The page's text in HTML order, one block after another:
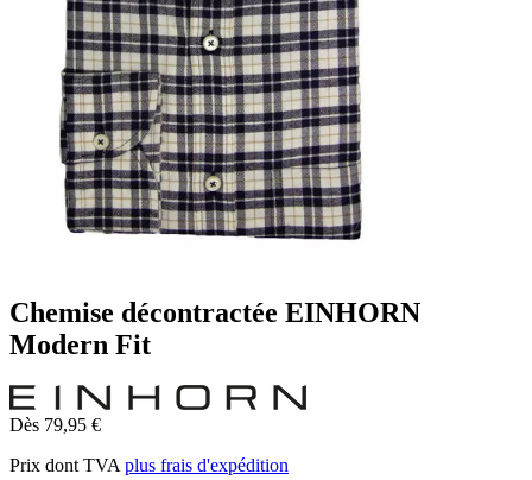
Chemise décontractée EINHORN
Modern Fit
Dès 79,95 €
Prix dont TVA plus frais d'expédition